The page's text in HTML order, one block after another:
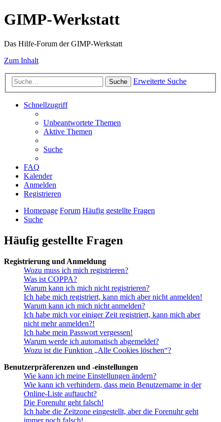
GIMP-Werkstatt
Das Hilfe-Forum der GIMP-Werkstatt
Zum Inhalt
Suche Erweiterte Suche
Schnellzugriff
Unbeantwortete Themen
Aktive Themen
Suche
FAQ
Kalender
Anmelden
Registrieren
Homepage Forum Häufig gestellte Fragen
Suche
Häufig gestellte Fragen
Registrierung und Anmeldung
Wozu muss ich mich registrieren?
Was ist COPPA?
Warum kann ich mich nicht registrieren?
Ich habe mich registriert, kann mich aber nicht anmelden!
Warum kann ich mich nicht anmelden?
Ich habe mich vor einiger Zeit registriert, kann mich aber
nicht mehr anmelden?!
Ich habe mein Passwort vergessen!
Warum werde ich automatisch abgemeldet?
Wozu ist die Funktion „Alle Cookies löschen“?
Benutzerpräferenzen und -einstellungen
Wie kann ich meine Einstellungen ändern?
Wie kann ich verhindern, dass mein Benutzername in der
Online-Liste auftaucht?
Die Forenuhr geht falsch!
Ich habe die Zeitzone eingestellt, aber die Forenuhr geht